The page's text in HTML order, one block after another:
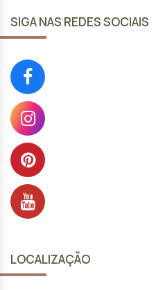
SIGA NAS REDES SOCIAIS
LOCALIZAÇÃO